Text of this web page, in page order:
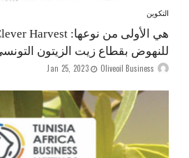
التكوين
للنهوض بقطاع زيت الزيتون
Oliveoil Business
Jan 25, 2023